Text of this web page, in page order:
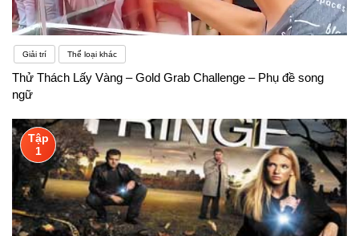
Giải trí Thể loại khác
Thử Thách Lấy Vàng – Gold Grab Challenge – Phụ đề song
ngữ
Tập
1